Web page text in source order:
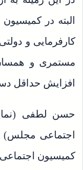
البته در
کارفرمایی و
مستمری و
افزایش حداقل
حسن لطفی
اجتماعی مجلس)
کمیسیون